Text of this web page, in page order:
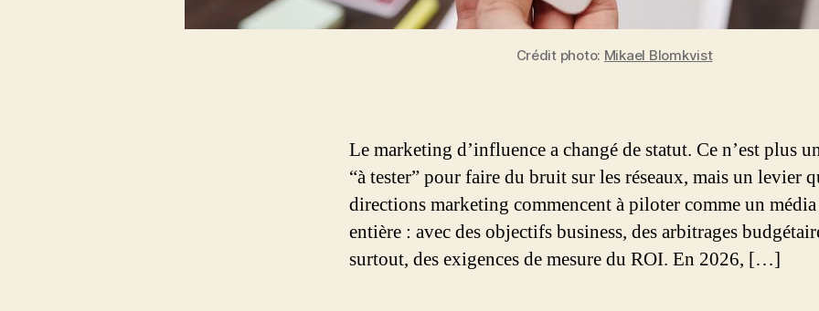
Crédit photo: Mikael Blomkvist
Le marketing d’influence a changé de statut. Ce n’est plus
“à tester” pour faire du bruit sur les réseaux, mais un levier
directions marketing commencent à piloter comme un
entière : avec des objectifs business, des arbitrages
surtout, des exigences de mesure du ROI. En 2026, […]